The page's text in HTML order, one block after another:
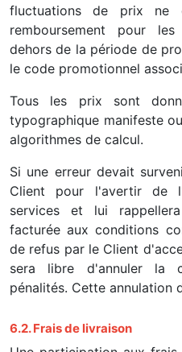
fluctuations de prix ne
remboursement pour
dehors de la période de
le code promotionnel
Tous les prix sont
typographique manifeste
algorithmes de calcul.
Si une erreur devait
Client pour l'avertir de
services et lui
facturée aux conditions
de refus par le Client
sera libre d'annuler la
pénalités. Cette annulation
6.2. Frais de livraison